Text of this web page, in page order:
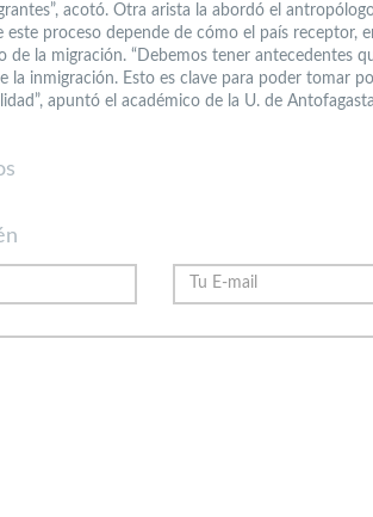
acotó. Otra arista la abordó el
este proceso depende de cómo el país receptor,
de la migración. “Debemos tener antecedentes
la inmigración. Esto es clave para poder tomar
apuntó el académico de la U. de